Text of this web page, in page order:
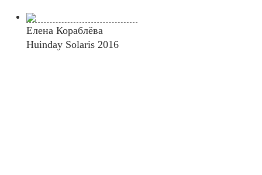
Елена Кораблёва
Huinday Solaris 2016